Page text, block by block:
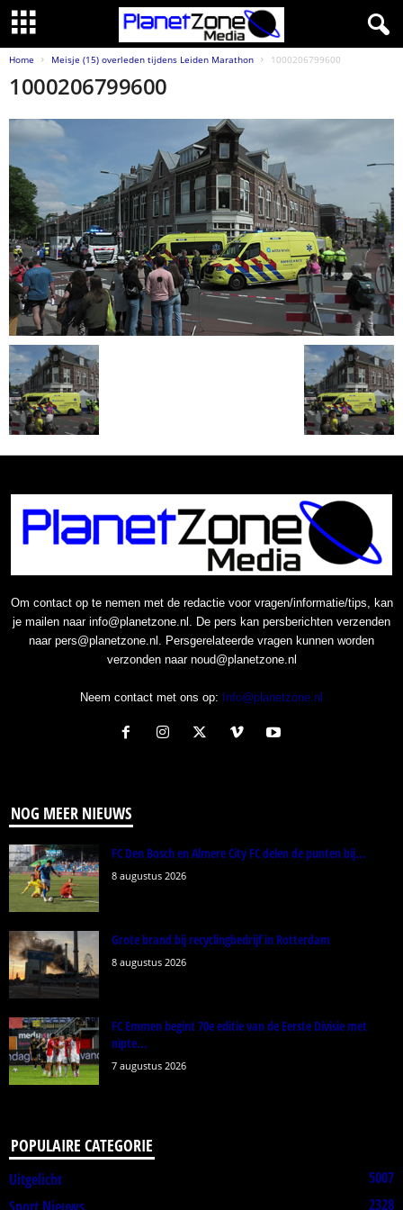
Home Meisje (15) overleden tijdens Leiden Marathon 1000206799600
1000206799600
Om contact op te nemen met de redactie voor vragen/informatie/tips, kan
je mailen naar info@planetzone.nl. De pers kan persberichten verzenden
naar pers@planetzone.nl. Persgerelateerde vragen kunnen worden
verzonden naar noud@planetzone.nl
Neem contact met ons op: Info@planetzone.nl
NOG MEER NIEUWS
FC Den Bosch en Almere City FC delen de punten bij...
8 augustus 2026
Grote brand bij recyclingbedrijf in Rotterdam
8 augustus 2026
FC Emmen begint 70e editie van de Eerste Divisie met
nipte...
7 augustus 2026
POPULAIRE CATEGORIE
Uitgelicht
5007
2328